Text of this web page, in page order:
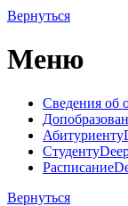
Вернуться
Меню
Сведения об
Абитуриенту
Студенту
Расписание
Вернуться